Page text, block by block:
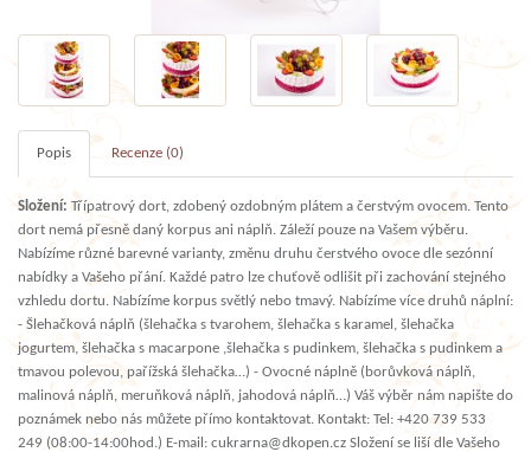
Popis Recenze (0)
Složení: Třípatrový dort, zdobený ozdobným plátem a čerstvým ovocem. Tento
dort nemá přesně daný korpus ani náplň. Záleží pouze na Vašem výběru.
Nabízíme různé barevné varianty, změnu druhu čerstvého ovoce dle sezónní
nabídky a Vašeho přání. Každé patro lze chuťově odlišit při zachování stejného
vzhledu dortu. Nabízíme korpus světlý nebo tmavý. Nabízíme více druhů náplní:
- Šlehačková náplň (šlehačka s tvarohem, šlehačka s karamel, šlehačka
jogurtem, šlehačka s macarpone ,šlehačka s pudinkem, šlehačka s pudinkem a
tmavou polevou, pařížská šlehačka…) - Ovocné náplně (borůvková náplň,
malinová náplň, meruňková náplň, jahodová náplň…) Váš výběr nám napište do
poznámek nebo nás můžete přímo kontaktovat. Kontakt: Tel: +420 739 533
249 (08:00-14:00hod.) E-mail: cukrarna@dkopen.cz Složení se liší dle Vašeho